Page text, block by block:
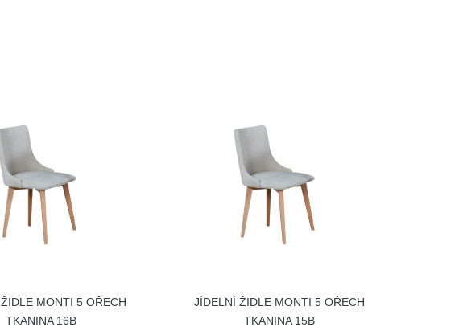
MONTI 5 OŘECH
TKANINA 16B
JÍDELNÍ ŽIDLE MONTI 5 OŘECH
TKANINA 15B